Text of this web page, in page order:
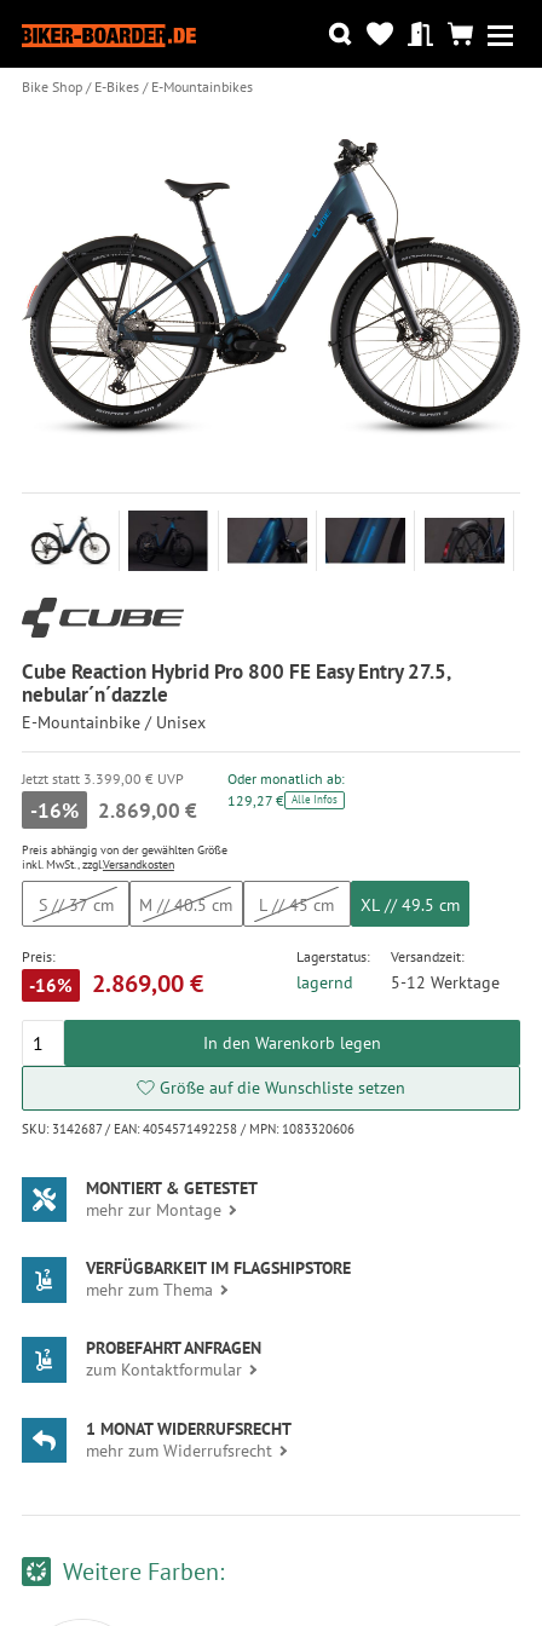
Bike Shop E-Bikes E-Mountainbikes
Cube Reaction Hybrid Pro 800 FE Easy Entry 27.5,
nebular´n´dazzle
E-Mountainbike / Unisex
Jetzt statt 3.399,00 € UVP
-16% 2.869,00 €
Preis abhängig von der gewählten Größe
inkl. MwSt., zzgl.Versandkosten
Oder monatlich ab:
129,27 € Alle Infos
S // 37 cm M // 40.5 cm L // 45 cm XL // 49.5 cm
Preis:
-16% 2.869,00 €
Lagerstatus:
lagernd
Versandzeit:
5-12 Werktage
In den Warenkorb legen
Größe auf die Wunschliste setzen
SKU: 3142687 / EAN: 4054571492258 / MPN: 1083320606
MONTIERT & GETESTET
mehr zur Montage
VERFÜGBARKEIT IM FLAGSHIPSTORE
mehr zum Thema
PROBEFAHRT ANFRAGEN
zum Kontaktformular
1 MONAT WIDERRUFSRECHT
mehr zum Widerrufsrecht
Weitere Farben: